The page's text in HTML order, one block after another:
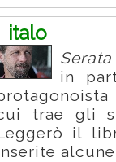
italo
in
trae gli
il